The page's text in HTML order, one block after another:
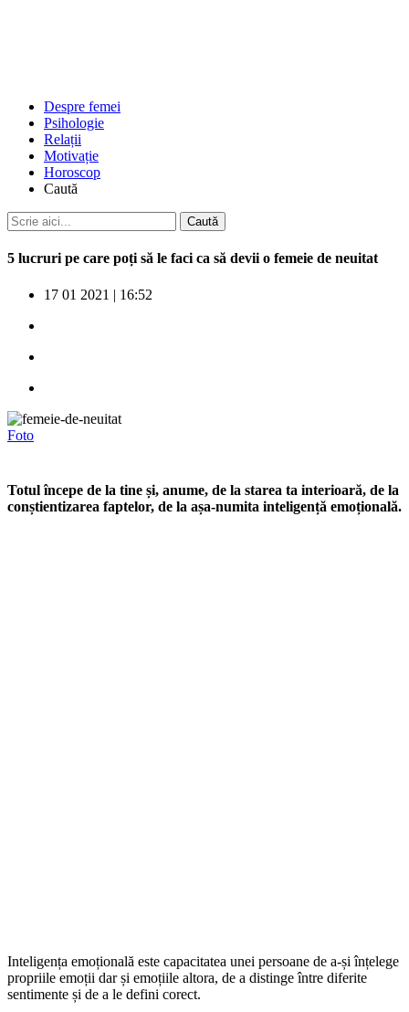
Despre femei
Psihologie
Relații
Motivație
Horoscop
Caută
5 lucruri pe care poți să le faci ca să devii o femeie de neuitat
17 01 2021 | 16:52
Foto
Totul începe de la tine și, anume, de la starea ta interioară, de la
conștientizarea faptelor, de la așa-numita inteligență emoțională.
Inteligența emoțională este capacitatea unei persoane de a-și înțelege
propriile emoții dar și emoțiile altora, de a distinge între diferite
sentimente și de a le defini corect.